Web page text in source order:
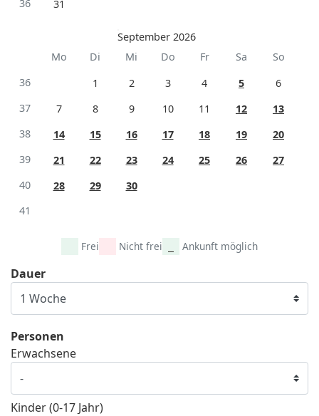
36
31
September 2026
Mo
Di Mi Do Fr Sa
So
36
1 2 3 4 5
6
37
7 8 9 10 11 12
13
38
14 15 16 17 18 19
20
39
21 22 23 24 25 26
27
40
28 29
30
41
Frei Nicht frei Ankunft möglich
Dauer
Personen
Erwachsene
Kinder (0-17 Jahr)